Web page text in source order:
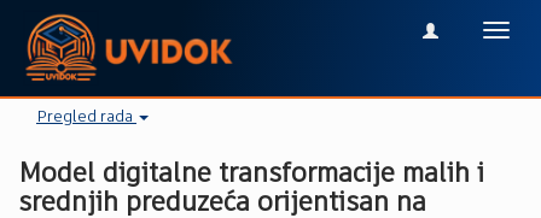
Pregled rada
Model digitalne transformacije malih i
srednjih preduzeća orijentisan na